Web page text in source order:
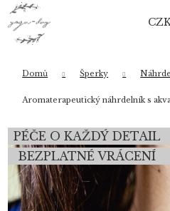
Přejít
obsah
Domů Šperky
Aromaterapeutický náhrdelník s
PÉČE O KAŽDÝ DETAIL
BEZPLATNÉ VRÁCENÍ
K
o
Zpět
Zpět
Co